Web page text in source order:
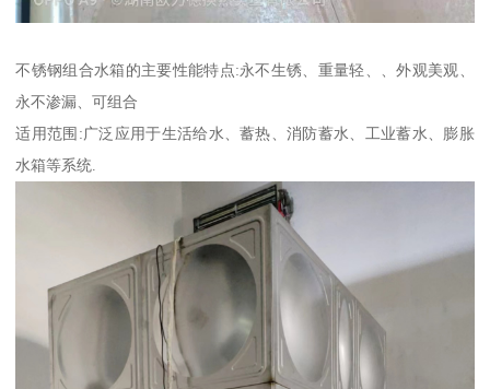
不锈钢组合水箱的主要性能特点:永不生锈、重量轻、、外观美观、
永不渗漏、可组合
适用范围:广泛应用于生活给水、蓄热、消防蓄水、工业蓄水、膨胀
水箱等系统.